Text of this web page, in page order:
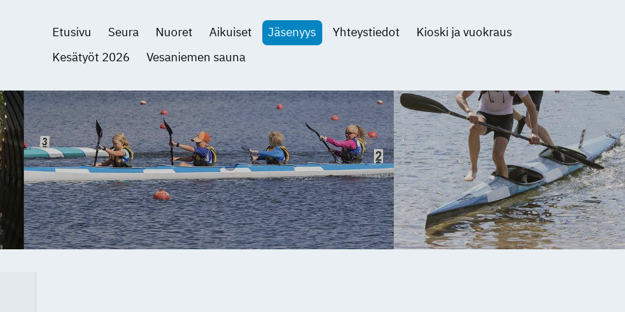
Etusivu Seura Nuoret Aikuiset Jäsenyys Yhteystiedot
Kioski ja vuokraus
Kesätyöt 2026
Vesaniemen sauna